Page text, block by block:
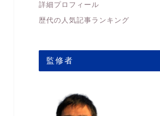
詳細プロフィール
歴代の人気記事ランキング
監修者